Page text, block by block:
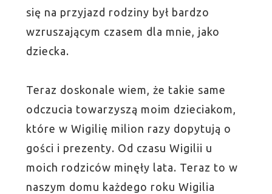
się na przyjazd rodziny był bardzo
wzruszającym czasem dla mnie, jako
dziecka.
Teraz doskonale wiem, że takie same
odczucia towarzyszą moim dzieciakom,
które w Wigilię milion razy dopytują o
gości i prezenty. Od czasu Wigilii u
moich rodziców minęły lata. Teraz to w
naszym domu każdego roku Wigilia